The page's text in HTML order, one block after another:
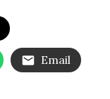
Email